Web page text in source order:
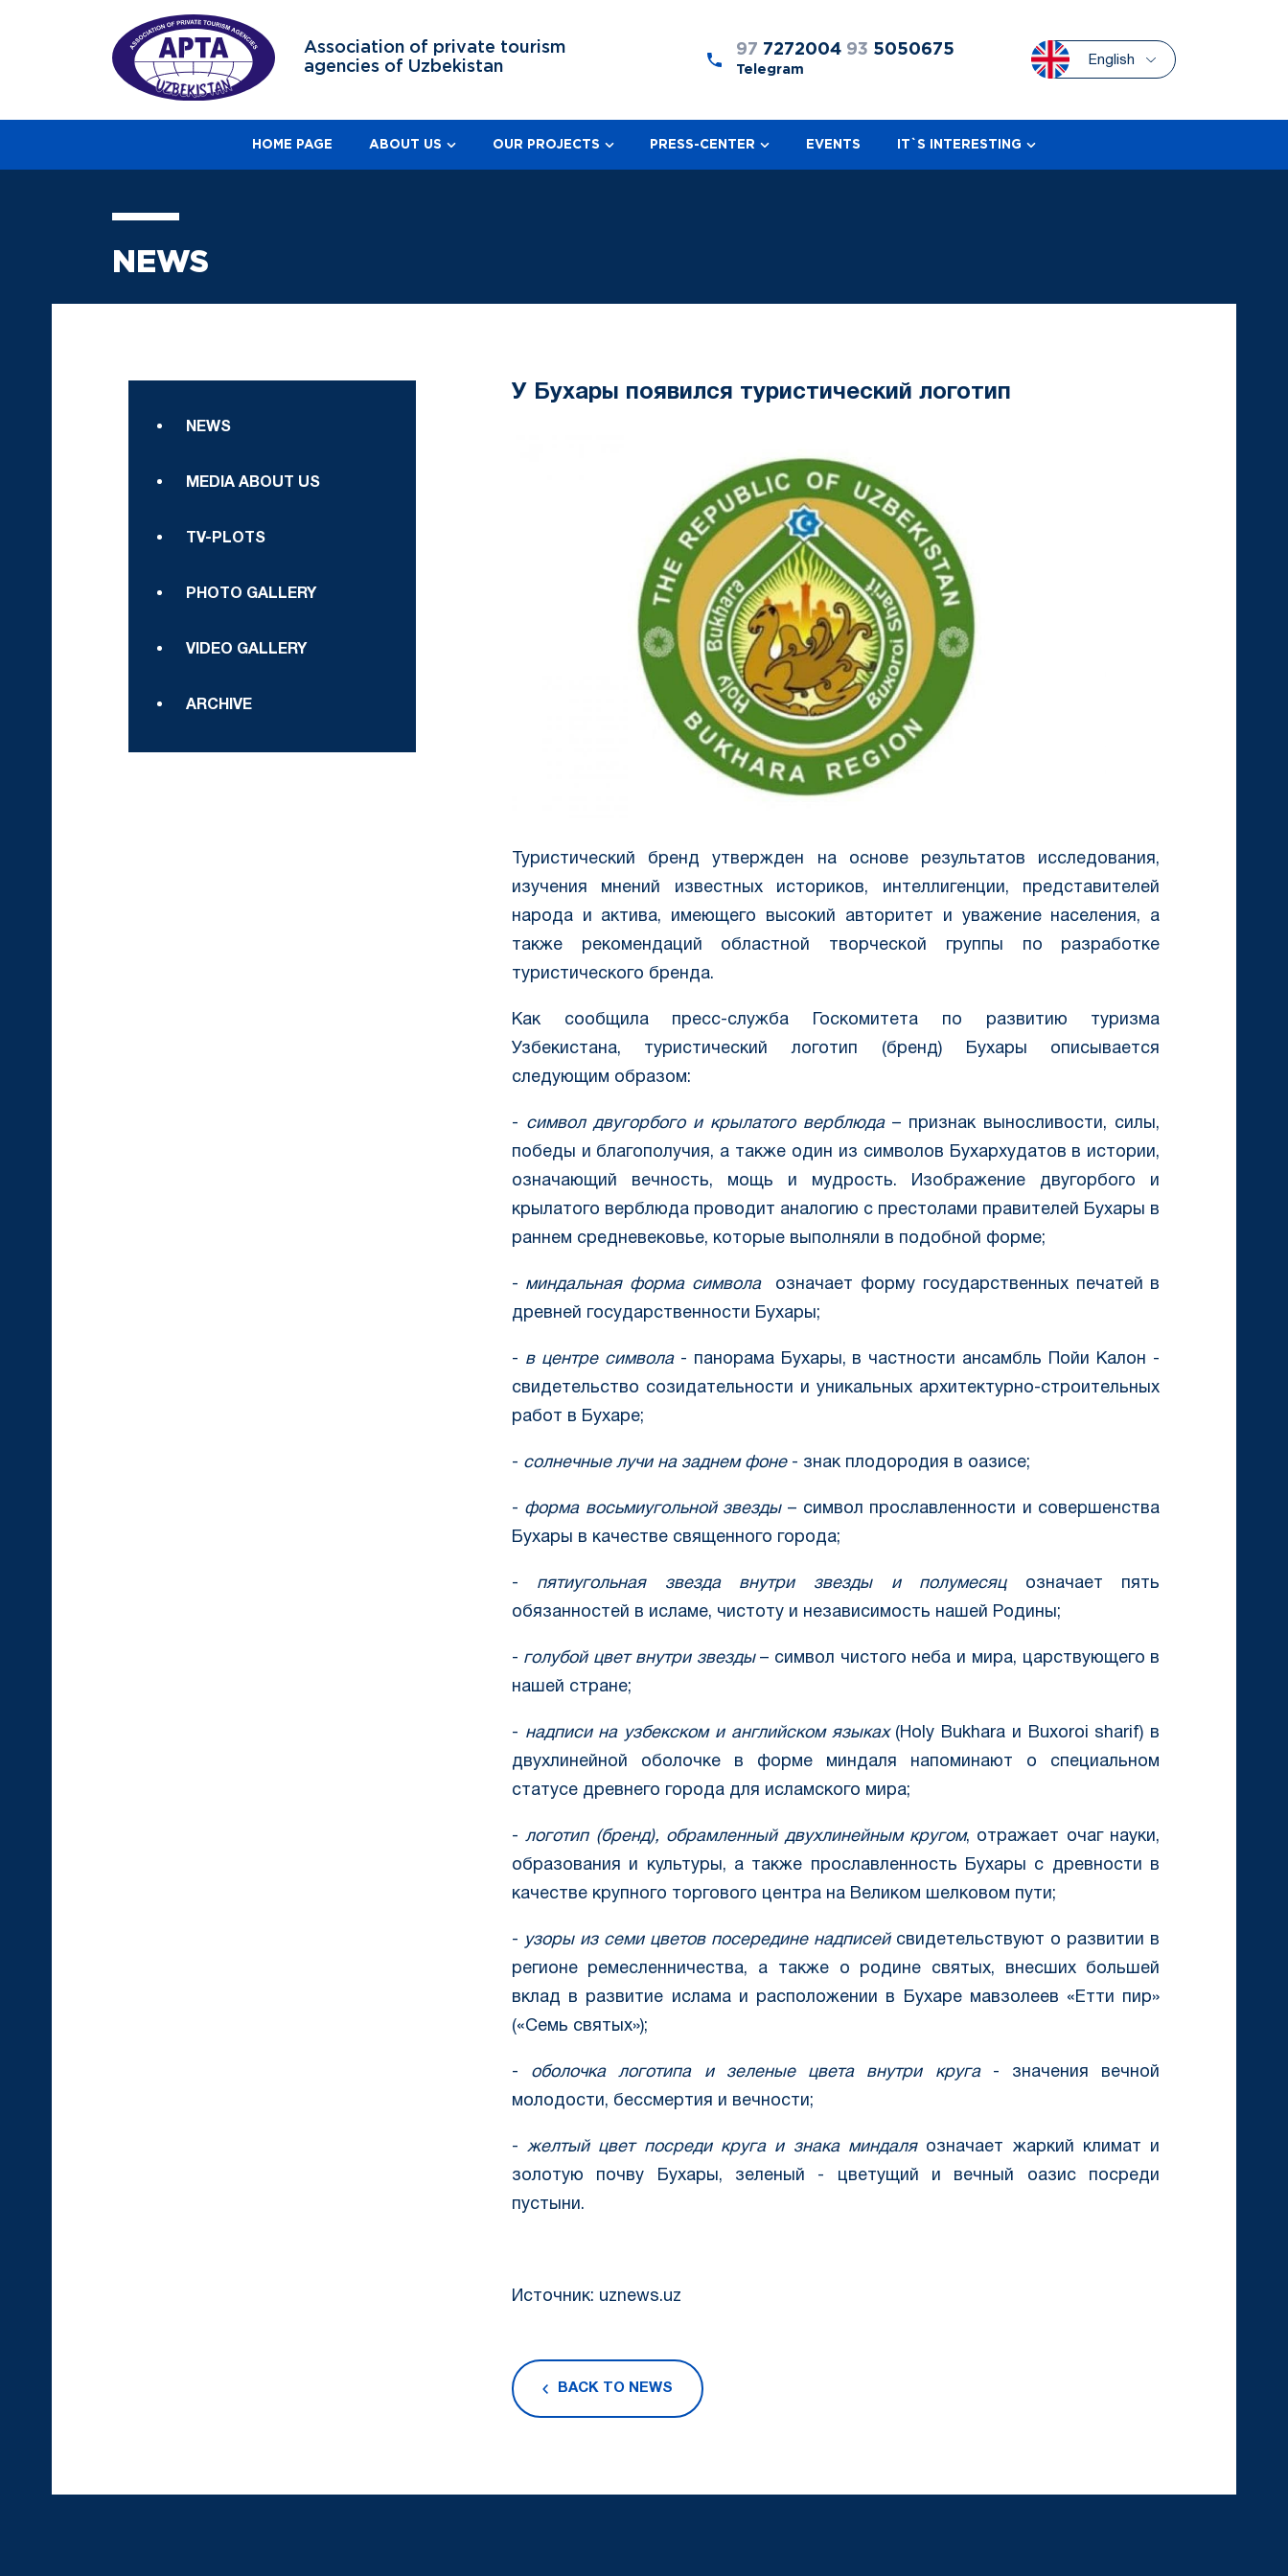
Association of private tourism
agencies of Uzbekistan
97 7272004 93 5050675
Telegram
English
HOME PAGE ABOUT US OUR PROJECTS PRESS-CENTER EVENTS IT`S INTERESTING
NEWS
NEWS
MEDIA ABOUT US
TV-PLOTS
PHOTO GALLERY
VIDEO GALLERY
ARCHIVE
У Бухары появился туристический логотип
Туристический бренд утвержден на основе результатов исследования,
изучения мнений известных историков, интеллигенции, представителей
народа и актива, имеющего высокий авторитет и уважение населения, а
также рекомендаций областной творческой группы по разработке
туристического бренда.
Как сообщила пресс-служба Госкомитета по развитию туризма
Узбекистана, туристический логотип (бренд) Бухары описывается
следующим образом:
- символ двугорбого и крылатого верблюда– признак выносливости, силы,
победы и благополучия, а также один из символов Бухархудатов в истории,
означающий вечность, мощь и мудрость. Изображение двугорбого и
крылатого верблюда проводит аналогию с престолами правителей Бухары в
раннем средневековье, которые выполняли в подобной форме;
- миндальная форма символаозначает форму государственных печатей в
древней государственности Бухары;
- в центре символа- панорама Бухары, в частности ансамбль Пойи Калон -
свидетельство созидательности и уникальных архитектурно-строительных
работ в Бухаре;
- солнечные лучи на заднем фоне- знак плодородия в оазисе;
- форма восьмиугольной звезды– символ прославленности и совершенства
Бухары в качестве священного города;
- пятиугольная звезда внутри звезды и полумесяцозначает пять
обязанностей в исламе, чистоту и независимость нашей Родины;
- голубой цвет внутри звезды– символ чистого неба и мира, царствующего в
нашей стране;
- надписи на узбекском и английском языках(Holy Bukhara и Buxoroi sharif) в
двухлинейной оболочке в форме миндаля напоминают о специальном
статусе древнего города для исламского мира;
-логотип (бренд), обрамленный двухлинейным кругом, отражает очаг науки,
образования и культуры, а также прославленность Бухары с древности в
качестве крупного торгового центра на Великом шелковом пути;
- узоры из семи цветов посередине надписейсвидетельствуют о развитии в
регионе ремесленничества, а также о родине святых, внесших большей
вклад в развитие ислама и расположении в Бухаре мавзолеев «Етти пир»
(«Семь святых»);
- оболочка логотипа и зеленые цвета внутри круга- значения вечной
молодости, бессмертия и вечности;
- желтый цвет посреди круга и знака миндаляозначает жаркий климат и
золотую почву Бухары, зеленый - цветущий и вечный оазис посреди
пустыни.
Источник: uznews.uz
BACK TO NEWS